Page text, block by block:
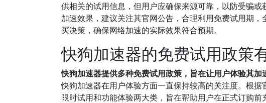
供相关的试用信息，但用户应确保来源可靠，以防受骗
加速效果，建议关注其官网公告，合理利用免费试用期
买决策，确保网络加速的实际效果符合预期。
快狗加速器的免费试用政策
快狗加速器提供多种免费试用政策，旨在让用户体验其加
快狗加速器在用户体验方面一直保持较高的关注度。根
限时试用和功能体验两大类，旨在帮助用户在正式订购前